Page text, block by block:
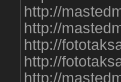
http://
http://
http://
http://
http://